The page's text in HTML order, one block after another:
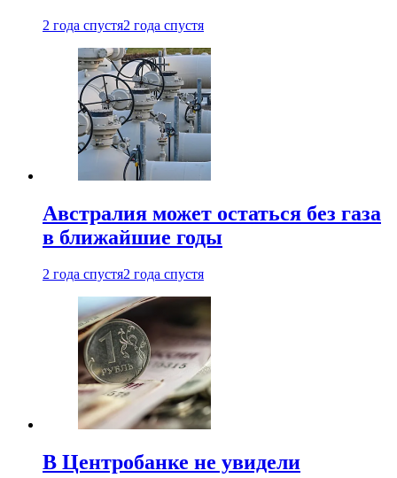
2 года спустя2 года спустя
Австралия может остаться без газа
в ближайшие годы
2 года спустя2 года спустя
В Центробанке не увидели